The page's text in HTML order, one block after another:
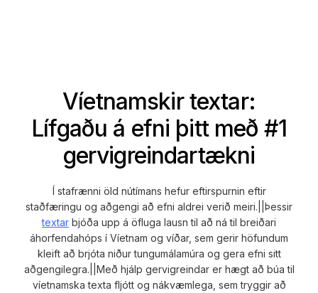
Víetnamskir textar:
Lífgaðu á efni þitt með #1
gervigreindartækni
Í stafrænni öld nútímans hefur eftirspurnin eftir
staðfæringu og aðgengi að efni aldrei verið meiri.||Þessir
textar bjóða upp á öfluga lausn til að ná til breiðari
áhorfendahóps í Víetnam og víðar, sem gerir höfundum
kleift að brjóta niður tungumálamúra og gera efni sitt
aðgengilegra.||Með hjálp gervigreindar er hægt að búa til
víetnamska texta fljótt og nákvæmlega, sem tryggir að